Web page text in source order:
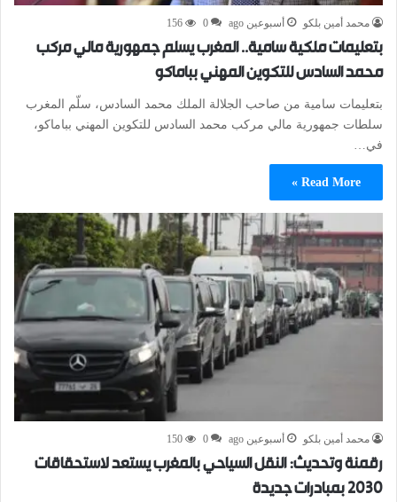
محمد أمين بلكو أسبوعين ago 0
156
بتعليمات ملكية سامية.. المغرب يسلم جمهورية مالي مركب
محمد السادس للتكوين المهني بباماكو
بتعليمات سامية من صاحب الجلالة الملك محمد السادس، سلّم المغرب
سلطات جمهورية مالي مركب محمد السادس للتكوين المهني بباماكو،
في…
Read More »
محمد أمين بلكو أسبوعين ago 0
150
رقمنة وتحديث: النقل السياحي بالمغرب يستعد لاستحقاقات
2030 بمبادرات جديدة